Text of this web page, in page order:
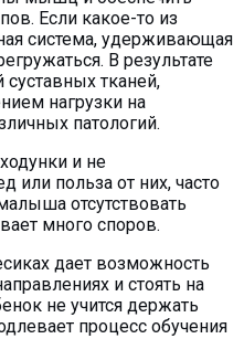
Если какое-то из
система, удерживающая
В результате
тканей,
нагрузки на
патологий.
и не
польза от них, часто
отсутствовать
много споров.
дает возможность
и стоять на
не учится держать
процесс обучения